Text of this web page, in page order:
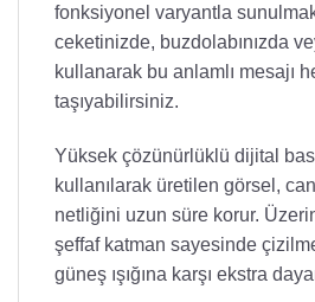
fonksiyonel varyantla
ceketinizde, buzdolabınızda
kullanarak bu anlamlı mesajı
taşıyabilirsiniz.
Yüksek çözünürlüklü dijital
kullanılarak üretilen görsel,
netliğini uzun süre korur.
şeffaf katman sayesinde
güneş ışığına karşı ekstra